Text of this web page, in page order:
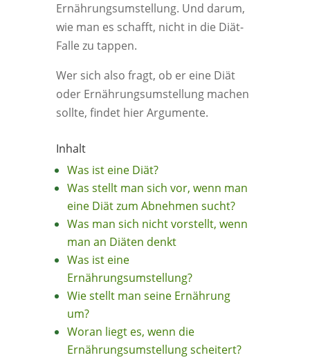
Ernährungsumstellung. Und darum,
wie man es schafft, nicht in die Diät-
Falle zu tappen.
Wer sich also fragt, ob er eine Diät
oder Ernährungsumstellung machen
sollte, findet hier Argumente.
Inhalt
Was ist eine Diät?
Was stellt man sich vor, wenn man
eine Diät zum Abnehmen sucht?
Was man sich nicht vorstellt, wenn
man an Diäten denkt
Was ist eine
Ernährungsumstellung?
Wie stellt man seine Ernährung
um?
Woran liegt es, wenn die
Ernährungsumstellung scheitert?